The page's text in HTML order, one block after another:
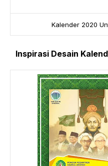
Kalender 2020
Inspirasi Desain